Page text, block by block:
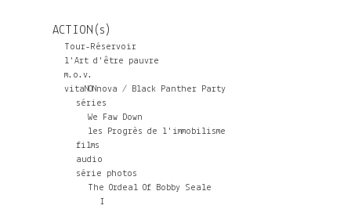
F
K
S
ACTION(s)
Tour-Réservoir
l'Art d'être pauvre
m.o.v.
vitaNONnova / Black Panther Party
séries
We Faw Down
les Progrès de l'immobilisme
films
audio
série photos
The Ordeal Of Bobby Seale
I